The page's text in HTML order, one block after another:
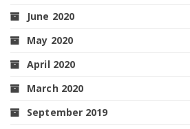
June 2020
May 2020
April 2020
March 2020
September 2019